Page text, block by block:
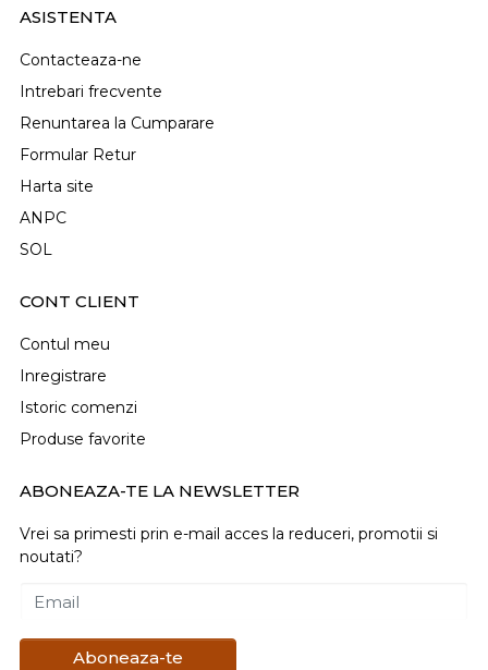
ASISTENTA
Contacteaza-ne
Intrebari frecvente
Renuntarea la Cumparare
Formular Retur
Harta site
ANPC
SOL
CONT CLIENT
Contul meu
Inregistrare
Istoric comenzi
Produse favorite
ABONEAZA-TE LA NEWSLETTER
Vrei sa primesti prin e-mail acces la reduceri, promotii si
noutati?
Email
Aboneaza-te